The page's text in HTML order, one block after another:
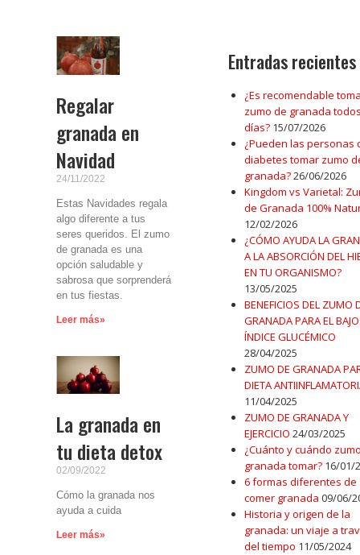
Regalar
granada en
Navidad
24/11/2022
Estas Navidades regala
algo diferente a tus
seres queridos. El zumo
de granada es una
opción saludable y
sabrosa que sorprenderá
en tus fiestas.
Leer más»
La granada en
tu dieta detox
02/09/2022
Cómo la granada nos
ayuda a cuida
Leer más»
Entradas recientes
¿Es recomendable
zumo de granada
días? 15/07/2026
¿Pueden las personas
diabetes tomar zumo
granada?26/06/2026
Kingdom vs Varietal:
de Granada 100%
12/02/2026
¿CÓMO AYUDA LA
A LA ABSORCIÓN DEL
EN TU ORGANISMO?
13/05/2025
BENEFICIOS DEL ZUMO
GRANADA PARA EL BAJO
ÍNDICE GLUCÉMICO
28/04/2025
ZUMO DE GRANADA
DIETA
11/04/2025
ZUMO DE GRANADA Y
EJERCICIO 24/03/2025
¿Cuánto y cuándo
granada tomar? 16/01/
6 formas diferentes de
comer granada 09/06/
Historia y origen de la
granada: un viaje a
del tiempo 11/05/2024